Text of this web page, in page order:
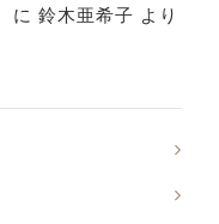
に 鈴木亜希子 より